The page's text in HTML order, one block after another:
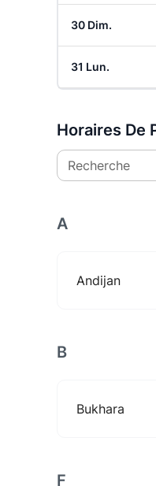
30 Dim.
31 Lun.
Horaires De
Recherche
A
Andijan
B
Bukhara
F